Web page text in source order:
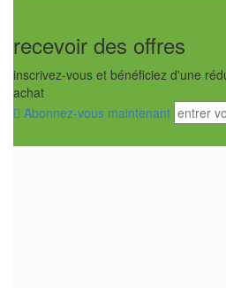
recevoir des offres
inscrivez-vous et bénéficiez d'une
achat
Abonnez-vous maintenant